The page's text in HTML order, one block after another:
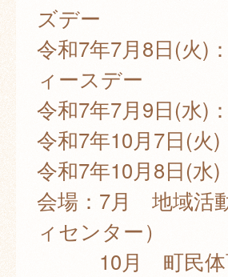
ズデー
令和7年7月8日(火)
ィースデー
令和7年7月9日(水)
令和7年10月7日(火
令和7年10月8日(水
会場：7月 地域活
ィセンター）
10月 町民体